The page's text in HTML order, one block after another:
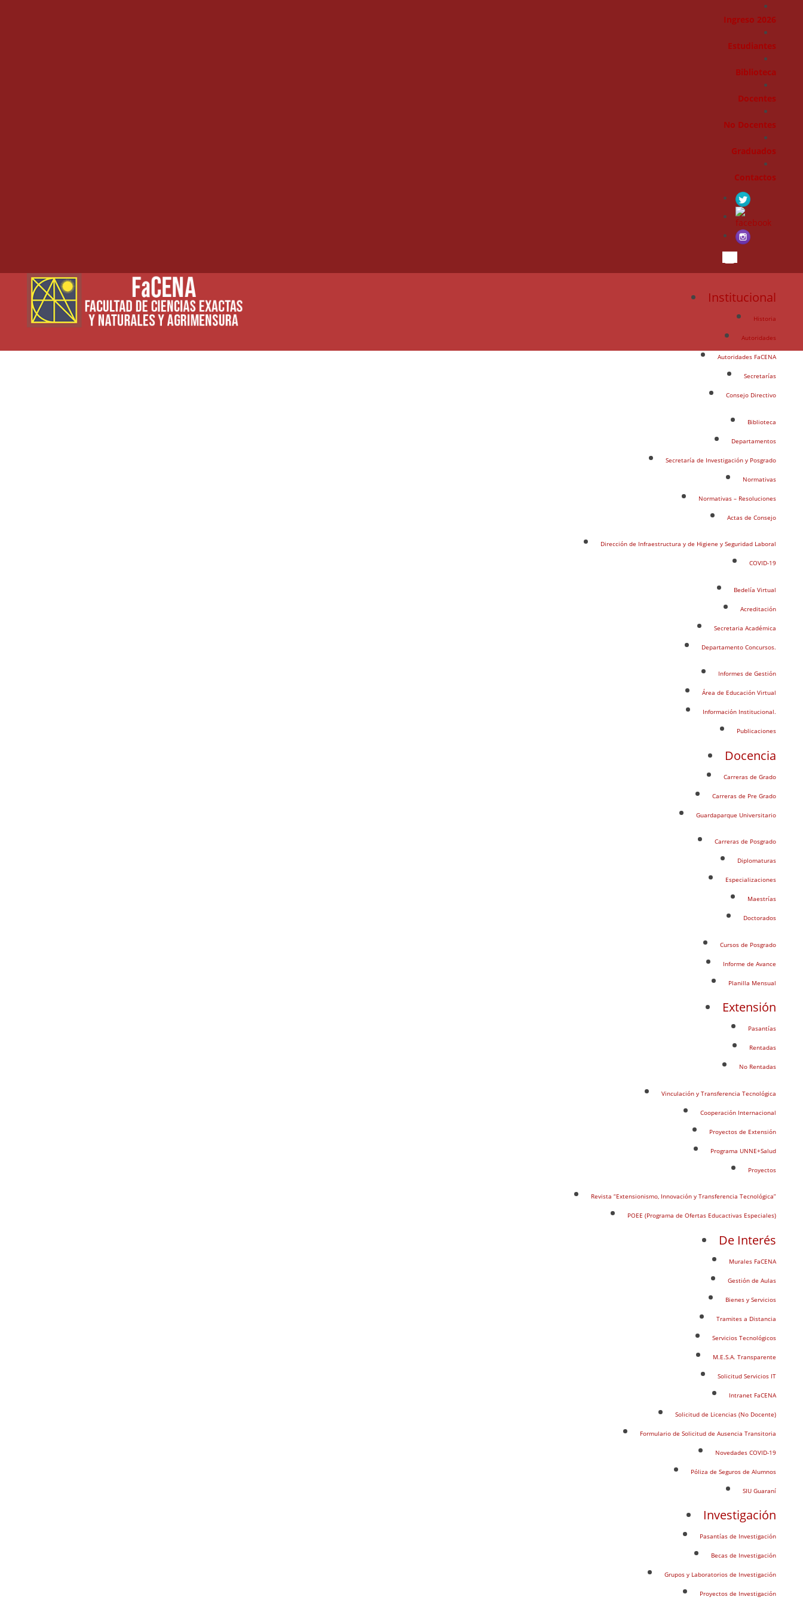
Ingreso 2026
Estudiantes
Biblioteca
Docentes
No Docentes
Graduados
Contactos
for:
Institucional
Historia
Autoridades
Autoridades FaCENA
Secretarías
Consejo Directivo
Biblioteca
Departamentos
Secretaría de Investigación y Posgrado
Normativas
Normativas – Resoluciones
Actas de Consejo
Dirección de Infraestructura y de Higiene y Seguridad Laboral
COVID-19
Bedelía Virtual
Acreditación
Secretaria Académica
Departamento Concursos.
Informes de Gestión
Área de Educación Virtual
Información Institucional.
Publicaciones
Docencia
Carreras de Grado
Carreras de Pre Grado
Guardaparque Universitario
Carreras de Posgrado
Diplomaturas
Especializaciones
Maestrías
Doctorados
Cursos de Posgrado
Informe de Avance
Planilla Mensual
Extensión
Pasantías
Rentadas
No Rentadas
Vinculación y Transferencia Tecnológica
Cooperación Internacional
Proyectos de Extensión
Programa UNNE+Salud
Proyectos
Revista “Extensionismo, Innovación y Transferencia Tecnológica”
POEE (Programa de Ofertas Educactivas Especiales)
De Interés
Murales FaCENA
Gestión de Aulas
Bienes y Servicios
Tramites a Distancia
Servicios Tecnológicos
M.E.S.A. Transparente
Solicitud Servicios IT
Intranet FaCENA
Solicitud de Licencias (No Docente)
Formulario de Solicitud de Ausencia Transitoria
Novedades COVID-19
Póliza de Seguros de Alumnos
SIU Guaraní
Investigación
Pasantías de Investigación
Becas de Investigación
Grupos y Laboratorios de Investigación
Proyectos de Investigación